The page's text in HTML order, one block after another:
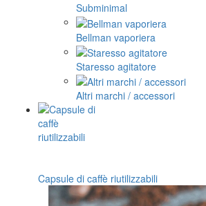
Subminimal
Bellman vaporiera
Staresso agitatore
Altri marchi / accessori
Capsule di caffè riutilizzabili